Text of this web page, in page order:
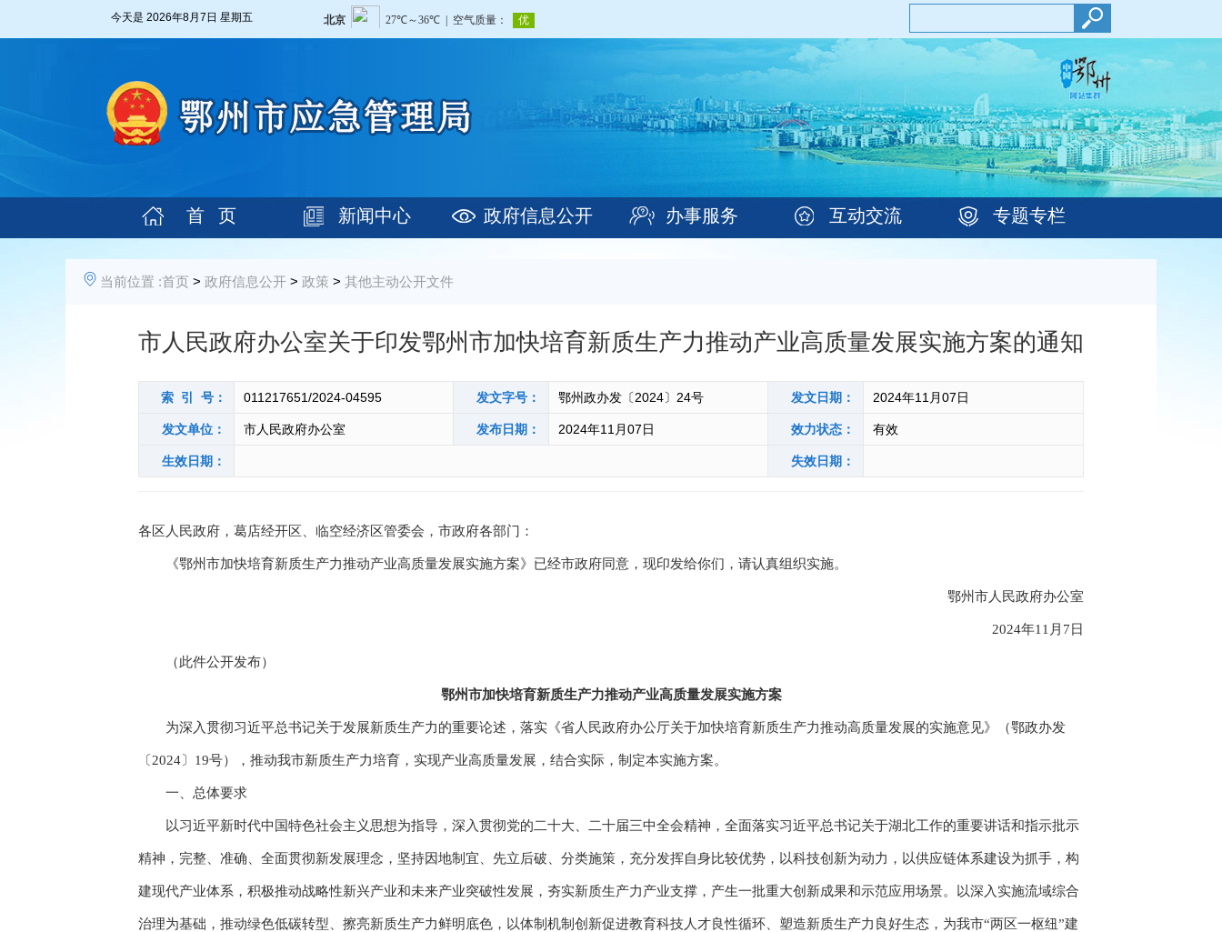
今天是 2026年8月7日 星期五
首 页 新闻中心 政府信息公开 办事服务 互动交流 专题专栏
当前位置 :首页 > 政府信息公开 > 政策 > 其他主动公开文件
市人民政府办公室关于印发鄂州市加快培育新质生产力推动产业高质量发展实施方案的通知
索 引 号： 011217651/2024-04595 发文字号： 鄂州政办发〔2024〕24号 发文日期： 2024年11月07日
发文单位： 市人民政府办公室 发布日期： 2024年11月07日 效力状态： 有效
生效日期： 失效日期：
各区人民政府，葛店经开区、临空经济区管委会，市政府各部门：
《鄂州市加快培育新质生产力推动产业高质量发展实施方案》已经市政府同意，现印发给你们，请认真组织实施。
鄂州市人民政府办公室
2024年11月7日
（此件公开发布）
鄂州市加快培育新质生产力推动产业高质量发展实施方案
为深入贯彻习近平总书记关于发展新质生产力的重要论述，落实《省人民政府办公厅关于加快培育新质生产力推动高质量发展的实施意见》（鄂政办发
〔2024〕19号），推动我市新质生产力培育，实现产业高质量发展，结合实际，制定本实施方案。
一、总体要求
以习近平新时代中国特色社会主义思想为指导，深入贯彻党的二十大、二十届三中全会精神，全面落实习近平总书记关于湖北工作的重要讲话和指示批示
精神，完整、准确、全面贯彻新发展理念，坚持因地制宜、先立后破、分类施策，充分发挥自身比较优势，以科技创新为动力，以供应链体系建设为抓手，构
建现代产业体系，积极推动战略性新兴产业和未来产业突破性发展，夯实新质生产力产业支撑，产生一批重大创新成果和示范应用场景。以深入实施流域综合
治理为基础，推动绿色低碳转型、擦亮新质生产力鲜明底色，以体制机制创新促进教育科技人才良性循环、塑造新质生产力良好生态，为我市“两区一枢纽”建